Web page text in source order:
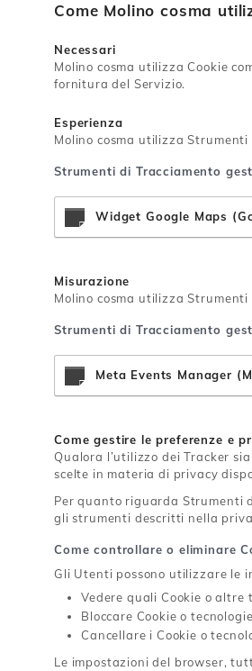
Come Molino cosma
Necessari
Molino cosma utilizza Cookie
fornitura del Servizio.
Esperienza
Molino cosma utilizza
Strumenti di Tracciamento
Widget Google Maps
Misurazione
Molino cosma utilizza
Strumenti di Tracciamento
Meta Events Manager
Come gestire le preferenze e
Qualora l’utilizzo dei Tracker
scelte in materia di privacy
Per quanto riguarda Strumenti
gli strumenti descritti nella
Come controllare o eliminare
Gli Utenti possono utilizzare le
Vedere quali Cookie o
Bloccare Cookie o
Cancellare i Cookie o
Le impostazioni del browser,